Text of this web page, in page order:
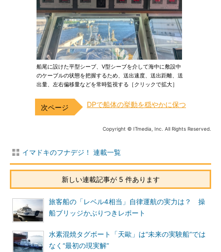
船尾に設けた平型シーブ、V型シーブを介して海中に敷設中
のケーブルの状態を把握するため、送出速度、送出距離、送
出量、左右偏移量などを常時監視する［クリックで拡大］
DPで船体の挙動を穏やかに保つ
Copyright © ITmedia, Inc. All Rights Reserved.
イマドキのフナデジ！ 連載一覧
新しい連載記事が 5 件あります
旅客船の「レベル4相当」自律運航の実力は？ 操
船ブリッジかぶりつきレポート
水素混焼タグボート「天歐」は“未来の実験船”では
なく“最初の現実解”